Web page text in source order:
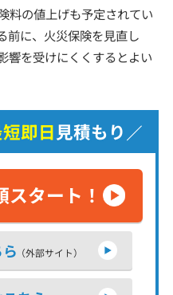
料の値上げも予定されてい
前に、火災保険を見直し
響を受けにくくするとよい
即日見積もり
タート！
（外部サイト）